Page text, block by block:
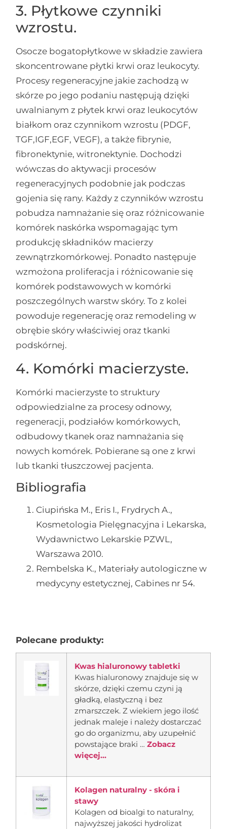
3. Płytkowe czynniki
wzrostu.
Osocze bogatopłytkowe w składzie zawiera
skoncentrowane płytki krwi oraz leukocyty.
Procesy regeneracyjne jakie zachodzą w
skórze po jego podaniu następują dzięki
uwalnianym z płytek krwi oraz leukocytów
białkom oraz czynnikom wzrostu (PDGF,
TGF,IGF,EGF, VEGF), a także fibrynie,
fibronektynie, witronektynie. Dochodzi
wówczas do aktywacji procesów
regeneracyjnych podobnie jak podczas
gojenia się rany. Każdy z czynników wzrostu
pobudza namnażanie się oraz różnicowanie
komórek naskórka wspomagając tym
produkcję składników macierzy
zewnątrzkomórkowej. Ponadto następuje
wzmożona proliferacja i różnicowanie się
komórek podstawowych w komórki
poszczególnych warstw skóry. To z kolei
powoduje regenerację oraz remodeling w
obrębie skóry właściwiej oraz tkanki
podskórnej.
4. Komórki macierzyste.
Komórki macierzyste to struktury
odpowiedzialne za procesy odnowy,
regeneracji, podziałów komórkowych,
odbudowy tkanek oraz namnażania się
nowych komórek. Pobierane są one z krwi
lub tkanki tłuszczowej pacjenta.
Bibliografia
Ciupińska M., Eris I., Frydrych A.,
Kosmetologia Pielęgnacyjna i Lekarska,
Wydawnictwo Lekarskie PZWL,
Warszawa 2010.
Rembelska K., Materiały autologiczne w
medycyny estetycznej, Cabines nr 54.
Polecane produkty:
Kwas hialuronowy tabletki
Kwas hialuronowy znajduje się w
skórze, dzięki czemu czyni ją
gładką, elastyczną i bez
zmarszczek. Z wiekiem jego ilość
jednak maleje i należy dostarczać
go do organizmu, aby uzupełnić
powstające braki …Zobacz
więcej...
Kolagen naturalny - skóra i
stawy
Kolagen od bioalgi to naturalny,
najwyższej jakości hydrolizat